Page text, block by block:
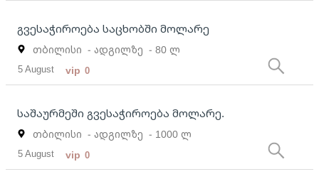
გვესაჭიროება საცხობში მოლარე
თბილისი - ადგილზე - 80 ლ
5 August vip 0
საშაურმეში გვესაჭიროება მოლარე.
თბილისი - ადგილზე - 1000 ლ
5 August vip 0